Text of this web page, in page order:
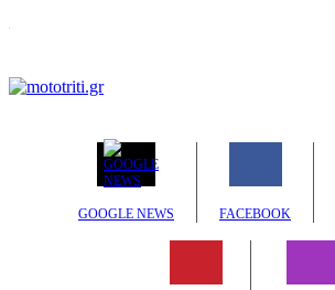
GOOGLE NEWS FACEBOOK